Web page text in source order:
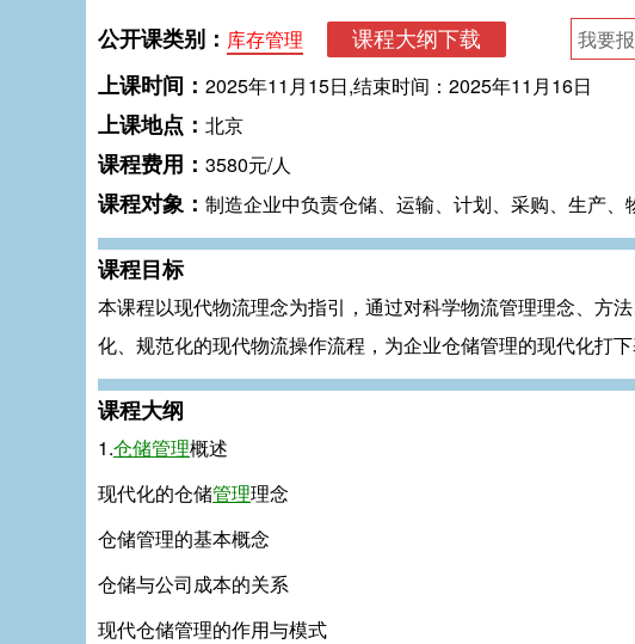
公开课类别： 库存管理 我要
上课时间： 2025年11月15日,结束时间：2025年11月16日
上课地点： 北京
课程费用： 3580元/人
课程对象： 制造企业中负责仓储、运输、计划、采购、生产、
课程目标
本课程以现代物流理念为指引，通过对科学物流管理理念、方
化、规范化的现代物流操作流程，为企业仓储管理的现代化打下
课程大纲
1.仓储管理概述
现代化的仓储管理理念
仓储管理的基本概念
仓储与公司成本的关系
现代仓储管理的作用与模式